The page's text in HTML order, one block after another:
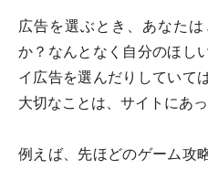
広告を選ぶとき、あなた
か？なんとなく自分のほし
イ広告を選んだりしていて
大切なことは、サイトにあ
例えば、先ほどのゲーム攻